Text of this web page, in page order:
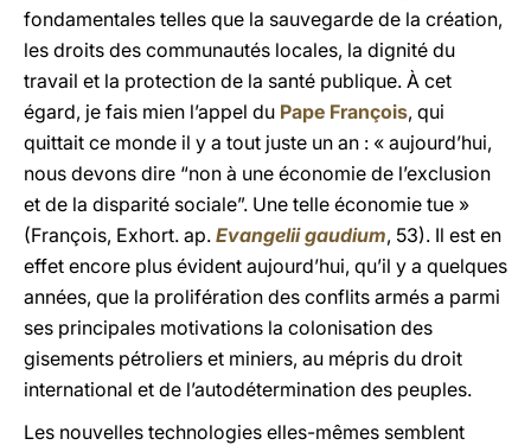
fondamentales telles que la sauvegarde de la création,
les droits des communautés locales, la dignité du
travail et la protection de la santé publique. À cet
égard, je fais mien l’appel du Pape François, qui
quittait ce monde il y a tout juste un an : « aujourd’hui,
nous devons dire “non à une économie de l’exclusion
et de la disparité sociale”. Une telle économie tue »
(François, Exhort. ap. Evangelii gaudium, 53). Il est en
effet encore plus évident aujourd’hui, qu’il y a quelques
années, que la prolifération des conflits armés a parmi
ses principales motivations la colonisation des
gisements pétroliers et miniers, au mépris du droit
international et de l’autodétermination des peuples.
Les nouvelles technologies elles-mêmes semblent